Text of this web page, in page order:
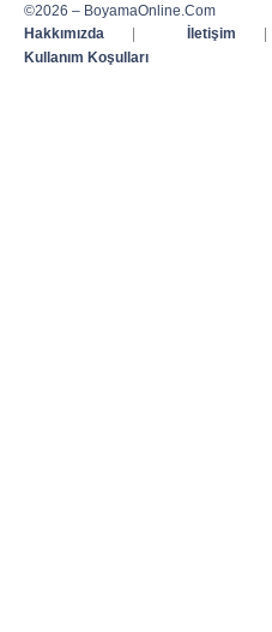
©2026 – BoyamaOnline.Com
Hakkımızda
| İletişim |
Kullanım Koşulları